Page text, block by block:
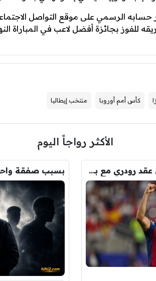
الرسمي على موقع التواصل
للفوز بجائزة أفضل لاعب في المباراة
كأس أمم أوروبا منتخب إيطاليا
الأكثر رواجاً اليوم
عاجل : الكشف عن تفاصيل عقد رودري مع برشلونة.. قيمة الصفقة والراتب